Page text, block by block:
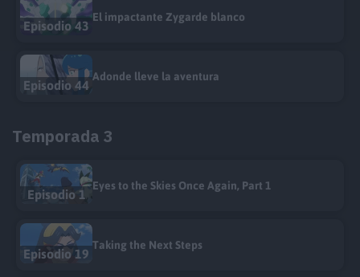
Episodio 43
El impactante Zygarde blanco
Episodio 44
Adonde lleve la aventura
Temporada 3
Episodio 1
Eyes to the Skies Once Again, Part 1
Episodio 19
Taking the Next Steps